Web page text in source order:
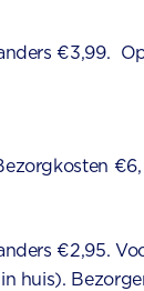
€3,99.
€2,95.
huis).